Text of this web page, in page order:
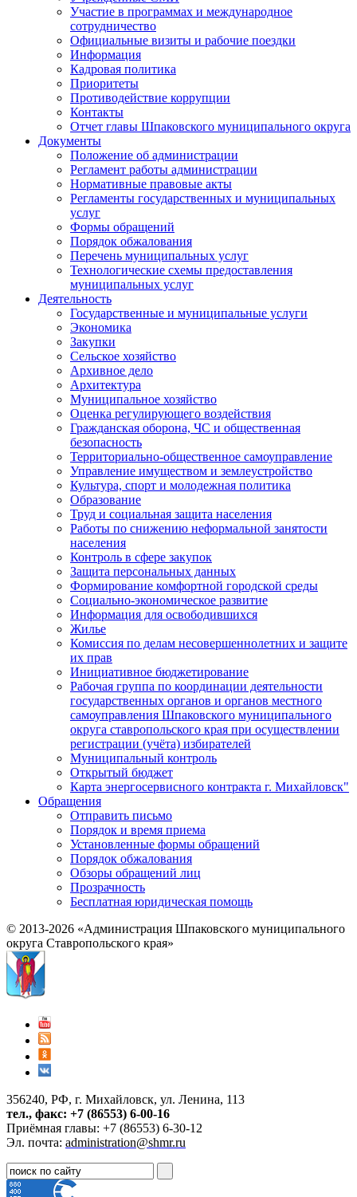
Участие в программах и международное
сотрудничество
Официальные визиты и рабочие поездки
Информация
Кадровая политика
Приоритеты
Противодействие коррупции
Контакты
Отчет главы Шпаковского муниципального округа
Документы
Положение об администрации
Регламент работы администрации
Нормативные правовые акты
Регламенты государственных и муниципальных
услуг
Формы обращений
Порядок обжалования
Перечень муниципальных услуг
Технологические схемы предоставления
муниципальных услуг
Деятельность
Государственные и муниципальные услуги
Экономика
Закупки
Сельское хозяйство
Архивное дело
Архитектура
Муниципальное хозяйство
Оценка регулирующего воздействия
Гражданская оборона, ЧС и общественная
безопасность
Территориально-общественное самоуправление
Управление имуществом и землеустройство
Культура, спорт и молодежная политика
Образование
Труд и социальная защита населения
Работы по снижению неформальной занятости
населения
Контроль в сфере закупок
Защита персональных данных
Формирование комфортной городской среды
Социально-экономическое развитие
Информация для освободившихся
Жилье
Комиссия по делам несовершеннолетних и защите
их прав
Инициативное бюджетирование
Рабочая группа по координации деятельности
государственных органов и органов местного
самоуправления Шпаковского муниципального
округа ставропольского края при осуществлении
регистрации (учёта) избирателей
Муниципальный контроль
Открытый бюджет
Карта энергосервисного контракта г. Михайловск"
Обращения
Отправить письмо
Порядок и время приема
Установленные формы обращений
Порядок обжалования
Обзоры обращений лиц
Прозрачность
Бесплатная юридическая помощь
© 2013-2026 «Администрация Шпаковского муниципального
округа Ставропольского края»
356240, РФ, г. Михайловск, ул. Ленина, 113
тел., факс: +7 (86553) 6-00-16
Приёмная главы: +7 (86553) 6-30-12
Эл. почта: administration@shmr.ru